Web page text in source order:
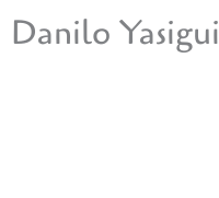
para
Danilo Yasigui